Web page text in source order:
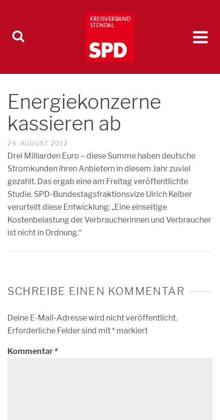
Energiekonzerne
kassieren ab
24. AUGUST 2012
Drei Milliarden Euro – diese Summe haben deutsche
Stromkunden ihren Anbietern in diesem Jahr zuviel
gezahlt. Das ergab eine am Freitag veröffentlichte
Studie. SPD-Bundestagsfraktionsvize Ulrich Kelber
verurteilt diese Entwicklung: „Eine einseitige
Kostenbelastung der Verbraucherinnen und Verbraucher
ist nicht in Ordnung.“
SCHREIBE EINEN KOMMENTAR
Deine E-Mail-Adresse wird nicht veröffentlicht.
Erforderliche Felder sind mit* markiert
Kommentar*